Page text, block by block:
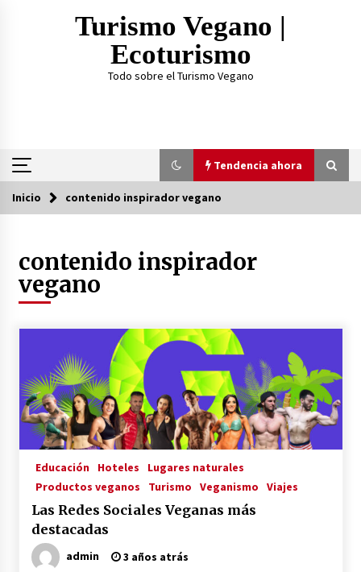
Turismo Vegano |
Ecoturismo
Todo sobre el Turismo Vegano
Tendencia ahora
Tendencia ahora
¿Practicar Yogan y ser Vegano es lo mismo? Te
lo explicamos acá
TOP 3: Mejores Proteínas Veganas 2023
3 años atrás
La Primera Maquina Casera para Crear Carne
Vegetal
3 años atrás
MOTERO VEGANO
3 años atrás
Empresas Veganas: Las Novedades Globales en
el Mundo Empresarial Vegano
Inicio contenido inspirador vegano
contenido inspirador
vegano
Educación Hoteles
Lugares naturales
Productos veganos
Turismo Veganismo Viajes
Las Redes Sociales Veganas más
destacadas
admin 3 años atrás